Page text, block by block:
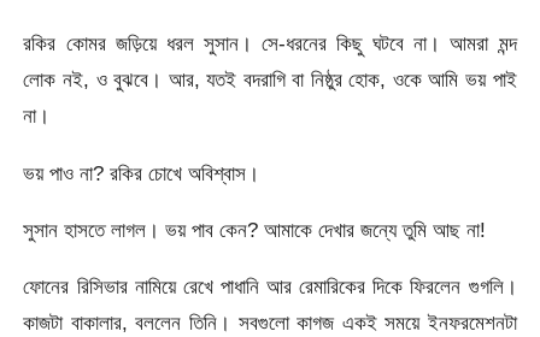
রকির কোমর জড়িয়ে ধরল সুসান। সে-ধরনের কিছু ঘটবে না। আমরা মন্দ
লোক নই, ও বুঝবে। আর, যতই বদরাগি বা নিষ্ঠুর হোক, ওকে আমি ভয় পাই
না।
ভয় পাও না? রকির চোখে অবিশ্বাস।
সুসান হাসতে লাগল। ভয় পাব কেন? আমাকে দেখার জন্যে তুমি আছ না!
ফোনের রিসিভার নামিয়ে রেখে পাধানি আর রেমারিকের দিকে ফিরলেন গুগলি।
কাজটা বাকালার, বললেন তিনি। সবগুলো কাগজ একই সময়ে ইনফরমেশনটা